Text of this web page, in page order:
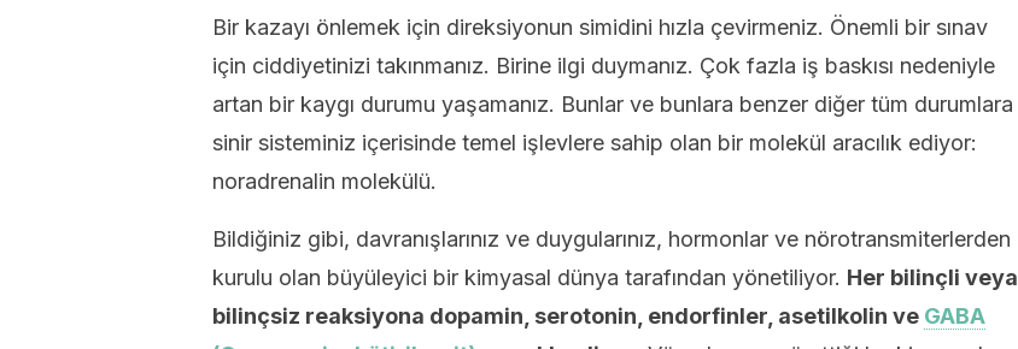
Bir kazayı önlemek için direksiyonun simidini hızla çevirmeniz. Önemli bir sınav
için ciddiyetinizi takınmanız. Birine ilgi duymanız. Çok fazla iş baskısı nedeniyle
artan bir kaygı durumu yaşamanız. Bunlar ve bunlara benzer diğer tüm durumlara
sinir sisteminiz içerisinde temel işlevlere sahip olan bir molekül aracılık ediyor:
noradrenalin molekülü.
Bildiğiniz gibi, davranışlarınız ve duygularınız, hormonlar ve nörotransmiterlerden
kurulu olan büyüleyici bir kimyasal dünya tarafından yönetiliyor. Her bilinçli veya
bilinçsiz reaksiyona dopamin, serotonin, endorfinler, asetilkolin ve GABA